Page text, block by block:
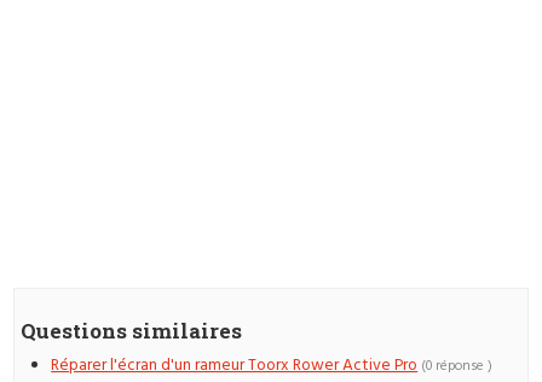
Questions similaires
Réparer l'écran d'un rameur Toorx Rower Active Pro (0 réponse )